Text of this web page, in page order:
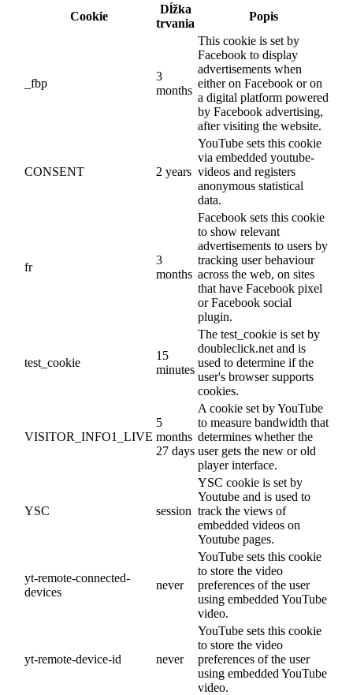
Cookie
Dĺžka
trvania
Popis
_fbp
3
months
This cookie is set by
Facebook to display
advertisements when
either on Facebook or on
a digital platform powered
by Facebook advertising,
after visiting the website.
CONSENT 2 years
YouTube sets this cookie
via embedded youtube-
videos and registers
anonymous statistical
data.
fr
3
months
Facebook sets this cookie
to show relevant
advertisements to users by
tracking user behaviour
across the web, on sites
that have Facebook pixel
or Facebook social
plugin.
test_cookie
15
minutes
The test_cookie is set by
doubleclick.net and is
used to determine if the
user's browser supports
cookies.
VISITOR_INFO1_LIVE
5
months
27 days
A cookie set by YouTube
to measure bandwidth that
determines whether the
user gets the new or old
player interface.
YSC session
YSC cookie is set by
Youtube and is used to
track the views of
embedded videos on
Youtube pages.
yt-remote-connected-
devices
never
YouTube sets this cookie
to store the video
preferences of the user
using embedded YouTube
video.
yt-remote-device-id never
YouTube sets this cookie
to store the video
preferences of the user
using embedded YouTube
video.